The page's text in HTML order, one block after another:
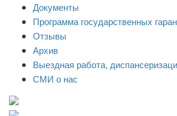
Документы
Программа государственных
Отзывы
Архив
Выездная работа,
СМИ о нас